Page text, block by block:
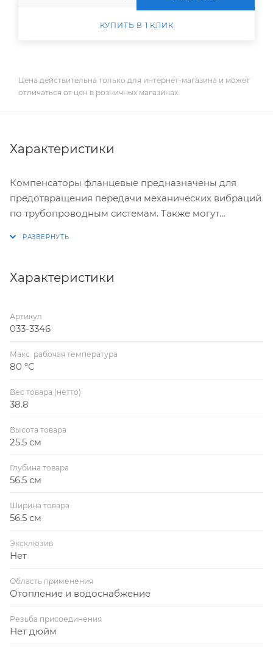
КУПИТЬ В 1 КЛИК
Цена действительна только для интернет-магазина и может
отличаться от цен в розничных магазинах
Характеристики
Компенсаторы фланцевые предназначены для
предотвращения передачи механических вибраций
по трубопроводным системам. Также могут
Характеристики
Артикул
033-3346
Макс. рабочая температура
80 °С
Вес товара (нетто)
38.8
Высота товара
25.5 см
Глубина товара
56.5 см
Ширина товара
56.5 см
Эксклюзив
Нет
Область применения
Отопление и водоснабжение
Резьба присоединения
Нет дюйм